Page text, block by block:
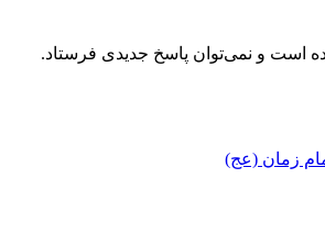
و نمی‌توان پاسخ جدیدی فرستاد.
زمان (عج)